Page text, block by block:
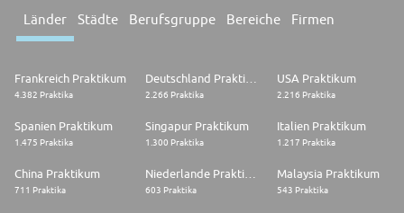
Länder Städte Berufsgruppe Bereiche Firmen
Frankreich Praktikum
4.382 Praktika 2.266 Praktika
USA Praktikum
2.216 Praktika
Spanien Praktikum
1.475 Praktika
Singapur Praktikum
1.300 Praktika
Italien Praktikum
1.217 Praktika
China Praktikum
711 Praktika 603 Praktika
Malaysia Praktikum
543 Praktika